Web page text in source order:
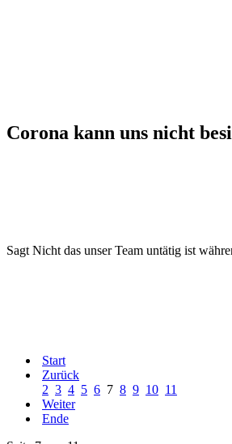
Corona kann uns nicht
Sagt Nicht das unser Team untätig ist
Start
Zurück
2 3 4 5 6 7 8 9 10 11
Weiter
Ende